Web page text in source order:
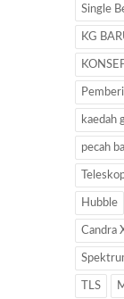
Single
KG
kaedah
pecah
Hubble
Candra
TLS